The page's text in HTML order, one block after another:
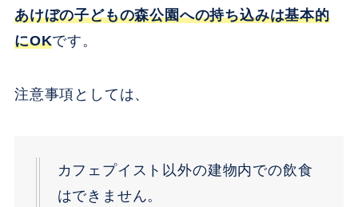
あけぼの子どもの森公園への持ち込みは基本的
にOKです。
注意事項としては、
カフェプイスト以外の建物内での飲食
はできません。